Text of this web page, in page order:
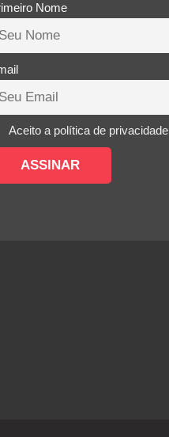
Nome
Aceito a política de privacidade